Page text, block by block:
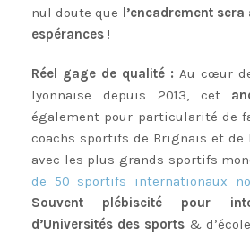
nul doute que l’encadrement
espérances !
Réel gage de qualité : Au cœur
lyonnaise depuis 2013, cet
également pour particularité de
coachs sportifs de Brignais et de
avec les plus grands sportifs
de 50 sportifs internationaux
Souvent plébiscité pour
d’Universités des sports &